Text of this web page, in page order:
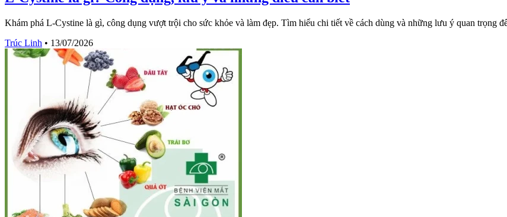
Khám phá L-Cystine là gì, công dụng vượt trội cho sức khỏe và làm đẹp. Tìm hiểu chi tiết về cách dùng và những lưu ý quan trọng
Trúc Linh • 13/07/2026